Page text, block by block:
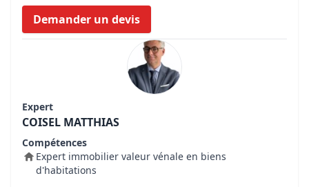
Demander un devis
Expert
COISEL MATTHIAS
Compétences
Expert immobilier valeur vénale en biens
d'habitations